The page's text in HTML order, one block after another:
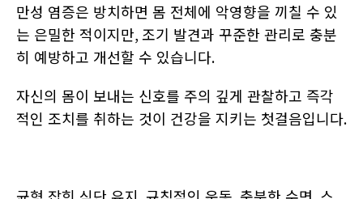
만성 염증은 방치하면 몸 전체에 악영향을 끼칠 수 있
는 은밀한 적이지만,조기 발견과 꾸준한 관리로 충분
히 예방하고 개선할 수 있습니다.
자신의 몸이 보내는 신호를 주의 깊게 관찰하고 즉각
적인 조치를 취하는 것이 건강을 지키는 첫걸음입니다.